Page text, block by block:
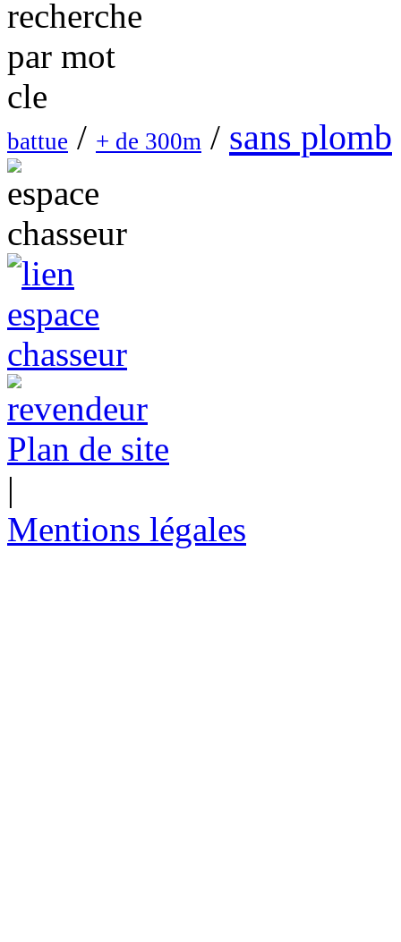
battue / + de 300m / sans plomb
Plan de site
|
Mentions légales